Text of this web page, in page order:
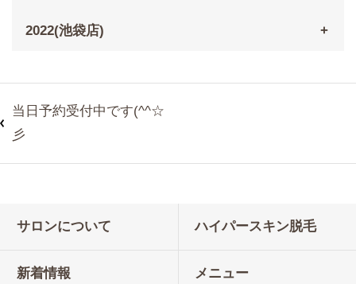
2022(池袋店)
当日予約受付中です(^^☆
彡
サロンについて ハイパースキン脱毛
新着情報 メニュー